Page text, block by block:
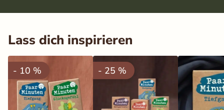
Lass dich inspirieren
- 10 % - 25 %